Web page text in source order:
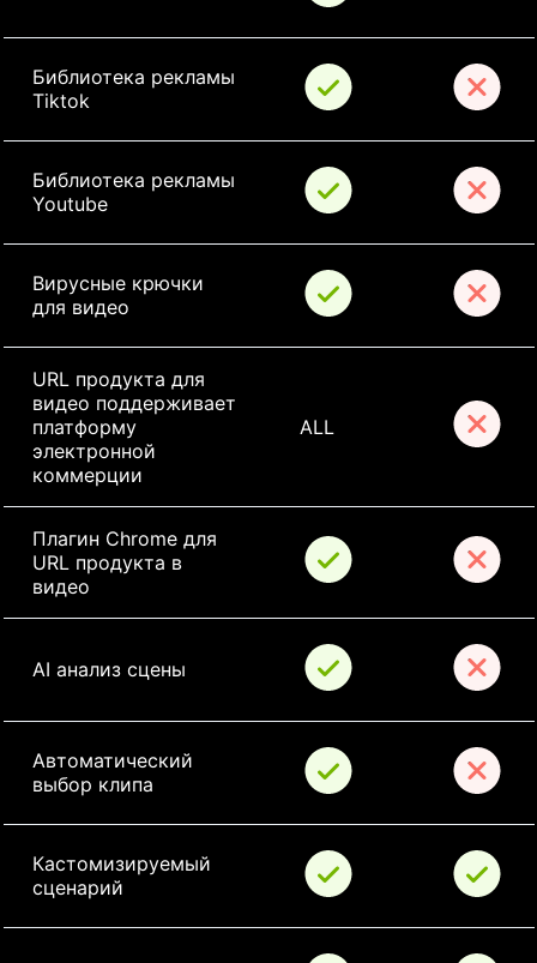
Библиотека рекламы
Tiktok
Библиотека рекламы
Youtube
Вирусные крючки
для видео
URL продукта для
видео поддерживает
платформу
электронной
коммерции
ALL
Плагин Chrome для
URL продукта в
видео
AI анализ сцены
Автоматический
выбор клипа
Кастомизируемый
сценарий